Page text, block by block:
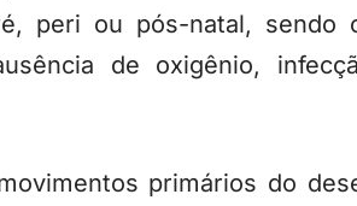
peri ou pós-natal, sendo
de oxigênio,
primários do